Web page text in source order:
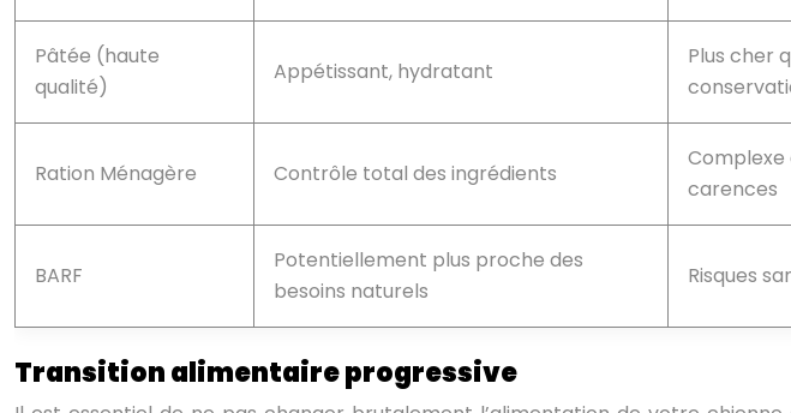
Pâtée (haute
qualité)
Appétissant, hydratant
Plus cher
Ration Ménagère Contrôle total des ingrédients
Complexe
carences
BARF
Potentiellement plus proche des
besoins naturels
Risques
Transition alimentaire progressive